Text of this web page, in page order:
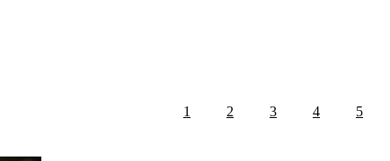
1 2 3 4 5